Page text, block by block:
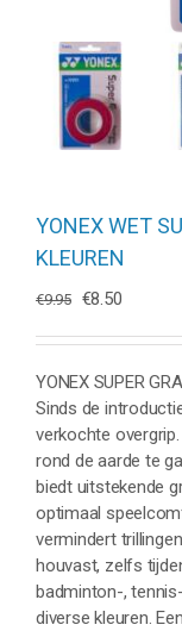
YONEX WET
KLEUREN
€9.95
was:
€9.95.
€8.50Huidige
is:
€8.50.
YONEX SUPER
Sinds de
verkochte
rond de aarde te
biedt uitstekende
optimaal
vermindert
houvast, zelfs
badminton-,
diverse kleuren.